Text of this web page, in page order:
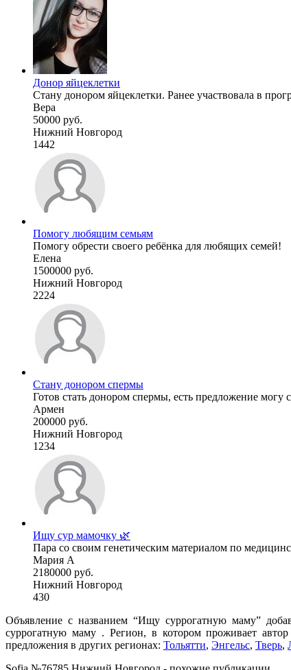
Донор яйцеклетки
Стану донором яйцеклетки. Ранее участвовала в
Вера
50000 руб.
Нижний Новгород
1442
Помогу любящим семьям
Помогу обрести своего ребёнка для любящих семей!
Елена
1500000 руб.
Нижний Новгород
2224
Стану донором спермы
Готов стать донором спермы, есть предложение могу
Армен
200000 руб.
Нижний Новгород
1234
Ищу сур мамочку 🌿
Пара со своим генетическим материалом по
Мария А
2180000 руб.
Нижний Новгород
430
Объявление с названием “Ищу суррогатную маму”
суррогатную маму . Регион, в котором проживает
предложения в других регионах: Тольятти, Энгельс, Тверь,